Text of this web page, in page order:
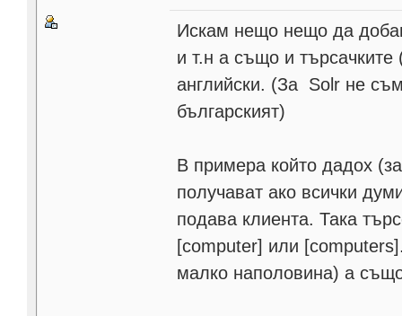
Искам нещо нещо да
и т.н а също и
английски. (За Solr не
българският)
В примера който дадох
получават ако всички
подава клиента. Така
[computer] или
малко наполовина) а